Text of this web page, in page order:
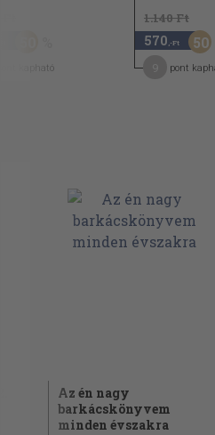
Játékvonat
pont kapható
1.140 Ft
570 ,-Ft 50
pont
Az én nagy
barkácskönyvem
minden évszakra